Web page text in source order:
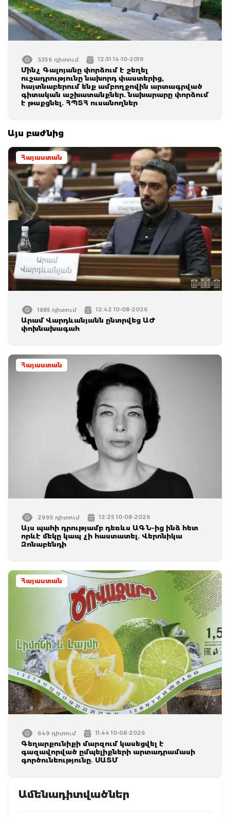
3356 դիտում 12:51 14-10-2019
Մինչ Գալոյանը փորձում է շեղել
ուշադրությունը նախորդ փաստերից,
հայտնաբերում ենք ամբողջովին արտագրված
գիտական աշխատանքներ. նախարարը փորձում
է թաքցնել. ՀՊՏՀ ուսանողներ
Այս բաժնից
Հայաստան
1885 դիտում 12:42 10-08-2026
Արամ Վարդևանյանն ընտրվեց ԱԺ
փոխնախագահ
Հայաստան
2995 դիտում 12:25 10-08-2026
Այս պահի դրությամբ դեռևս ԱԳՆ-ից ինձ հետ
որևէ մեկը կապ չի հաստատել. Վերոնիկա
Զոնաբենդի
Հայաստան
649 դիտում 11:44 10-08-2026
Գեղարքունիքի մարզում կասեցվել է
գազավորված ըմպելիքների արտադրամասի
գործունեությունը․ ՍԱՏՄ
Ամենադիտվածներ